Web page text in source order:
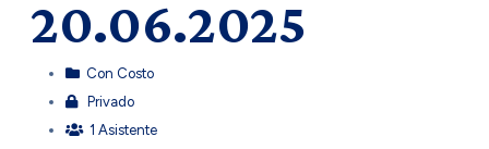
20.06.2025
Con Costo
Privado
1 Asistente